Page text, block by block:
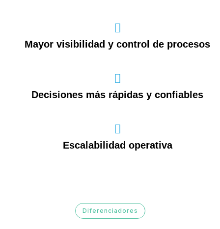
Mayor visibilidad y control de procesos
Decisiones más rápidas y confiables
Escalabilidad operativa
Diferenciadores